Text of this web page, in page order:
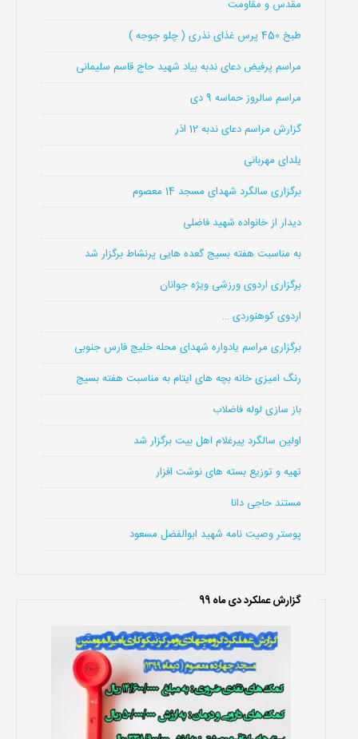
مقدس و مقاومت
طبخ 450 پرس غذای نذری ( چلو جوجه )
مراسم پرفیض دعای ندبه بیاد شهید حاج قاسم سلیمانی
مراسم سالروز حماسه 9 دی
گزارش مراسم دعای ندبه 12 اذر
یلدای مهربانی
برگزاری سالگرد شهدای مسجد 14 معصوم
دیدار از خانواده شهید فاضلی
به مناسبت هفته بسیج گعده هایی پرنشاط برگزار شد
برگزاری اردوی ورزشی ویژه جوانان
اردوی کوهنوردی …
برگزاری مراسم یادواره شهدای محله خلیج فارس جنوبی
رنگ امیزی خانه بچه های ایتام به مناسبت هفته بسیج
باز سازی لوله فاضلاب
اولین سالگرد پیرغلام اهل بیت برگزار شد
تهیه و توزیع بسته های نوشت افزار
مستند حاجی دانا
پوستر وصیت نامه شهید ابوالفضل مسعود
گزارش عملکرد دی ماه 99